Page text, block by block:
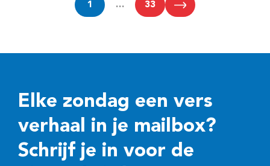
1 … 33
Elke zondag een vers
verhaal in je mailbox?
Schrijf je in voor de